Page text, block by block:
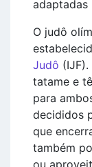
adaptadas
O judô
Judô
tatame e
para
decididos
que
também
ou